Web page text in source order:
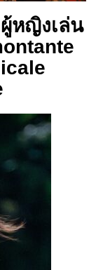
หญิงเล่น